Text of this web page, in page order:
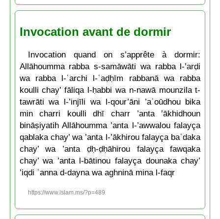
Invocation avant de dormir
Invocation quand on s’apprête à dormir:
Allāhoumma rabba s-samāwāti wa rabba l-’arḍi
wa rabba l-ʿarchi l-ʿaḍḥīm rabbanā wa rabba
koulli chay’ fāliqa l-ḥabbi wa n-nawā mounzila t-
tawrāti wa l-’injīli wa l-qour’āni ’aʿoūdhou bika
min charri koulli dhī charr ’anta ’ākhidhoun
bināṣiyatih Allāhoumma ’anta l-’awwalou falayça
qablaka chay’ wa ’anta l-’ākhirou falayça baʿdaka
chay’ wa ’anta ḍḥ-ḍḥāhirou falayça fawqaka
chay’ wa ’anta l-bātinou falayça dounaka chay’
’iqdi ʿanna d-dayna wa aghninā mina l-faqr
https://www.islam.ms/?p=489